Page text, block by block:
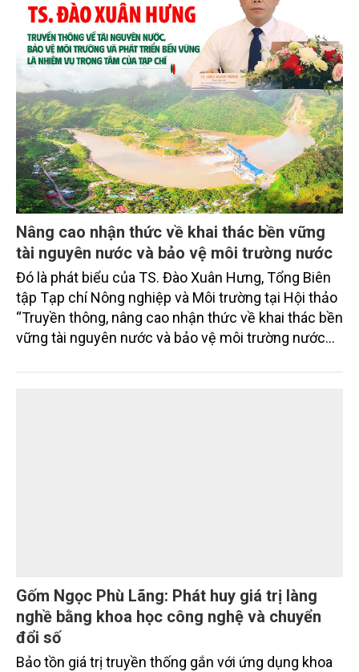
Nâng cao nhận thức về khai thác bền vững
tài nguyên nước và bảo vệ môi trường nước
Đó là phát biểu của TS. Đào Xuân Hưng, Tổng Biên
tập Tạp chí Nông nghiệp và Môi trường tại Hội thảo
“Truyền thông, nâng cao nhận thức về khai thác bền
vững tài nguyên nước và bảo vệ môi trường nước
trường phối hợp với Sở Nông nghiệp và Môi trường
Gốm Ngọc Phù Lãng: Phát huy giá trị làng
nghề bằng khoa học công nghệ và chuyển
đổi số
Bảo tồn giá trị truyền thống gắn với ứng dụng khoa